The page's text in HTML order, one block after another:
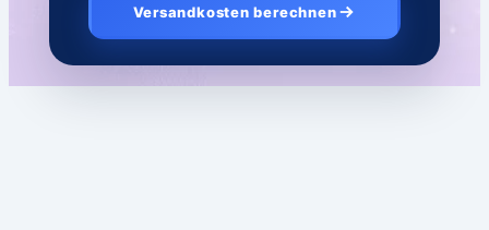
Versandkosten berechnen